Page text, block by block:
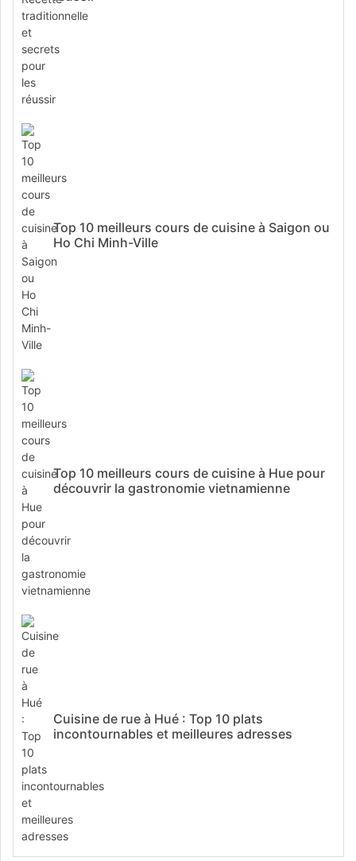
Top 10 meilleurs cours de cuisine à Saigon ou
Ho Chi Minh-Ville
Top 10 meilleurs cours de cuisine à Hue pour
découvrir la gastronomie vietnamienne
Cuisine de rue à Hué : Top 10 plats
incontournables et meilleures adresses